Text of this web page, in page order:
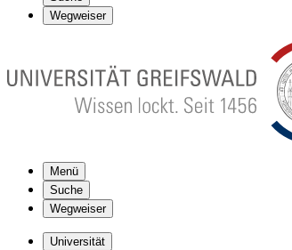
Wegweiser
Menü
Suche
Wegweiser
Universität